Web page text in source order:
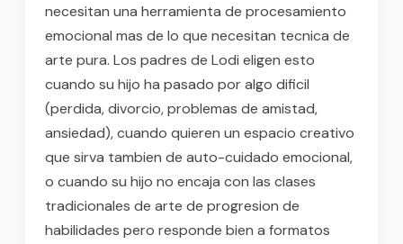
necesitan una herramienta de procesamiento
emocional mas de lo que necesitan tecnica de
arte pura. Los padres de Lodi eligen esto
cuando su hijo ha pasado por algo dificil
(perdida, divorcio, problemas de amistad,
ansiedad), cuando quieren un espacio creativo
que sirva tambien de auto-cuidado emocional,
o cuando su hijo no encaja con las clases
tradicionales de arte de progresion de
habilidades pero responde bien a formatos